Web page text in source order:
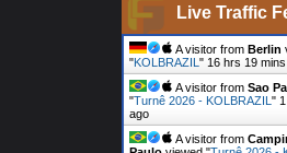
Live Traffic
A visitor fromBerlin
"KOLBRAZIL" 16 hrs 19
A visitor fromSao
"Turnê 2026 - KOLBRAZIL"
ago
A visitor from